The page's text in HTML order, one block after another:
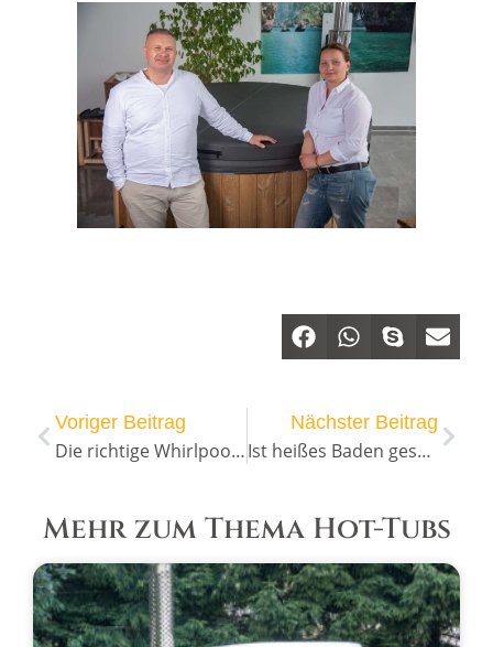
Voriger Beitrag
Die richtige Whirlpool Pflege: Wie kann diese sichergestellt werden?
Nächster Beitrag
Ist heißes Baden gesund? Baden in einem Hot Tub kann gut für die Gesundheit sein
Mehr zum Thema Hot-Tubs